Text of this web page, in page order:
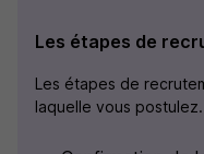
Les étapes de
Les étapes de
laquelle vous postulez.